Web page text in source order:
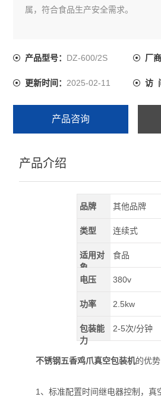
属，符合食品生产安全需求。
产品型号： DZ-600/2S 厂
更新时间：2025-02-11 访
产品咨询
产品介绍
品牌 其他品牌
类型 连续式
适用对
象
食品
电压 380v
功率 2.5kw
包装能
力
2-5次/分钟
不锈钢五香鸡爪真空包装机的优势
1、标准配置时间继电器控制，真